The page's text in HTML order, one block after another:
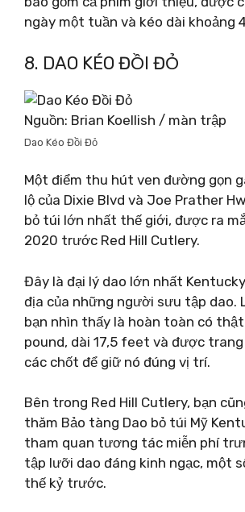
ngày một tuần và kéo dài khoảng
8. DAO KÉO ĐỒI ĐỎ
Nguồn: Brian Koellish / màn trập
Dao Kéo Đồi Đỏ
Một điểm thu hút ven đường gọn
lộ của Dixie Blvd và Joe Prather
bỏ túi lớn nhất thế giới, được ra
2020 trước Red Hill Cutlery.
Đây là đại lý dao lớn nhất
địa của những người sưu tập dao.
bạn nhìn thấy là hoàn toàn có
pound, dài 17,5 feet và được
các chốt để giữ nó đúng vị trí.
Bên trong Red Hill Cutlery, bạn
thăm Bảo tàng Dao bỏ túi Mỹ
tham quan tương tác miễn phí
tập lưỡi dao đáng kinh ngạc, một
thế kỷ trước.